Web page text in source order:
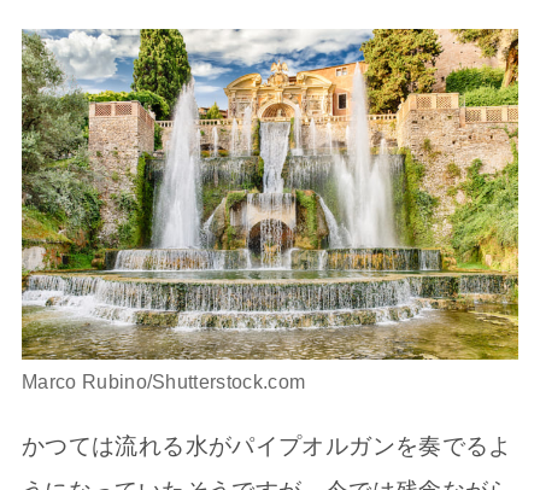
Marco Rubino/Shutterstock.com
かつては流れる水がパイプオルガンを奏でるよ